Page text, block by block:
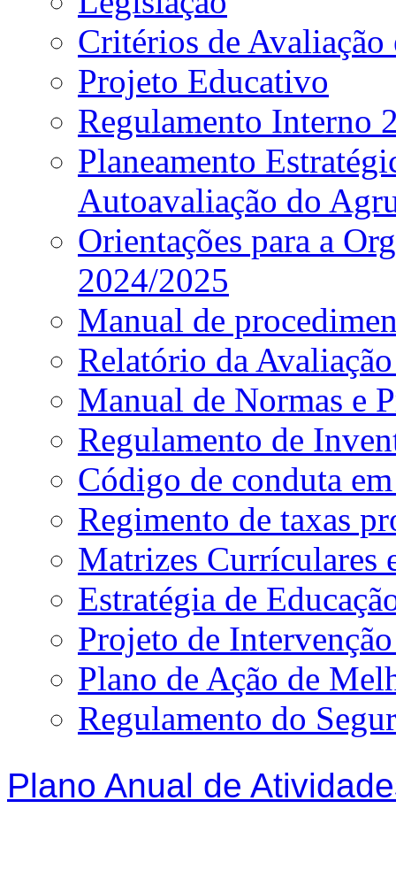
Critérios de
Projeto Educativo
Regulamento Interno
Planeamento
Autoavaliação do
Orientações para a
2024/2025
Manual de
Relatório da
Manual de Normas e
Regulamento de
Código de conduta
Regimento de taxas
Matrizes Currículares
Estratégia de
Projeto de
Plano de Ação de
Regulamento do
Plano Anual de